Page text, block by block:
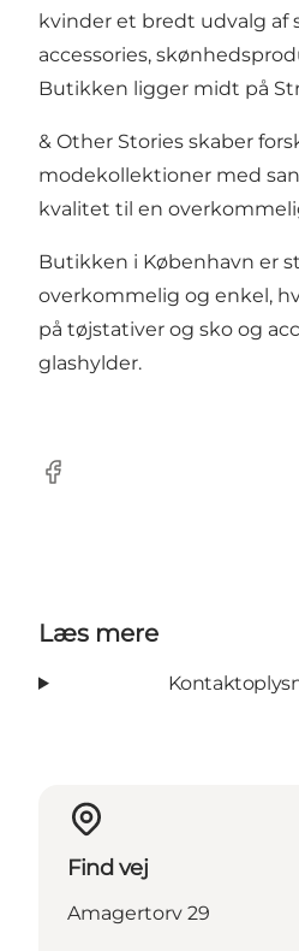
kvinder et bredt udvalg af
accessories,
Butikken ligger midt på
& Other Stories skaber
modekollektioner med
kvalitet til en
Butikken i København er
overkommelig og enkel,
på tøjstativer og sko og
glashylder.
Facebook
Læs mere
Find vej
Amagertorv 29